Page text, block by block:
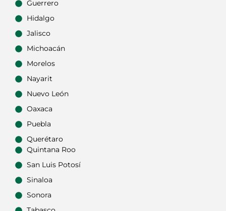
Guerrero
Hidalgo
Jalisco
Michoacán
Morelos
Nayarit
Nuevo León
Oaxaca
Puebla
Querétaro
Quintana Roo
San Luis Potosí
Sinaloa
Sonora